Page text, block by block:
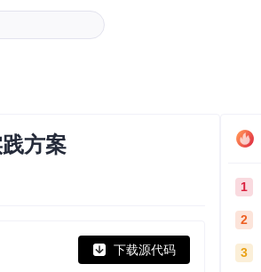
方案
下载源代码
1
2
3